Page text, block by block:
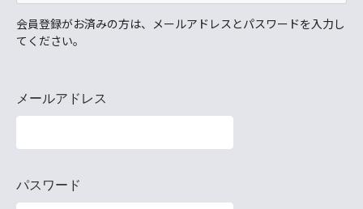
会員登録がお済みの方は、メールアドレスとパスワードを入力し
てください。
メールアドレス
パスワード